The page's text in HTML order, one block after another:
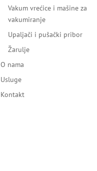
Vakum vrećice i mašine za
vakumiranje
Upaljači i pušački pribor
Žarulje
O nama
Usluge
Kontakt